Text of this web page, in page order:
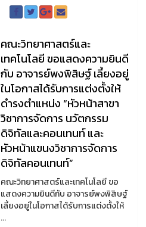
คณะวิทยาศาสตร์และ
เทคโนโลยี ขอแสดงความยินดี
กับ อาจารย์พงพิสิษฐ์ เลี้ยงอยู่
ในโอกาสได้รับการแต่งตั้งให้
ดำรงตำแหน่ง “หัวหน้าสาขา
วิชาการจัดการ นวัตกรรม
ดิจิทัลและคอนเทนท์ และ
หัวหน้าแขนงวิชาการจัดการ
ดิจิทัลคอนเทนท์”
คณะวิทยาศาสตร์และเทคโนโลยี ขอ
แสดงความยินดีกับ อาจารย์พงพิสิษฐ์
เลี้ยงอยู่ในโอกาสได้รับการแต่งตั้งให้
...